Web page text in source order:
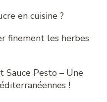
en cuisine ?
finement les herbes
Sauce Pesto – Une
!